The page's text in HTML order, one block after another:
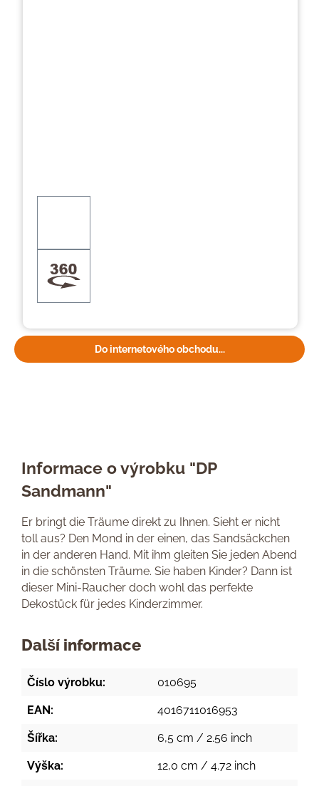
Do internetového obchodu...
Informace o výrobku "DP
Sandmann"
Er bringt die Träume direkt zu Ihnen. Sieht er nicht
toll aus? Den Mond in der einen, das Sandsäckchen
in der anderen Hand. Mit ihm gleiten Sie jeden Abend
in die schönsten Träume. Sie haben Kinder? Dann ist
dieser Mini-Raucher doch wohl das perfekte
Dekostück für jedes Kinderzimmer.
Další informace
Číslo výrobku: 010695
EAN: 4016711016953
Šířka: 6,5 cm / 2.56 inch
Výška: 12,0 cm / 4.72 inch